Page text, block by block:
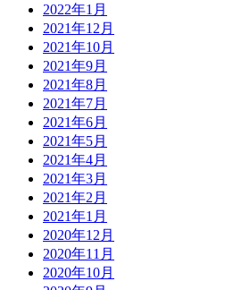
2022年1月
2021年12月
2021年10月
2021年9月
2021年8月
2021年7月
2021年6月
2021年5月
2021年4月
2021年3月
2021年2月
2021年1月
2020年12月
2020年11月
2020年10月